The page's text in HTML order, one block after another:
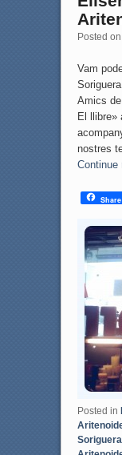
Posted on
Vam
Amics
El llibre»
nostres
Continue
Share
Posted in
Soriguera